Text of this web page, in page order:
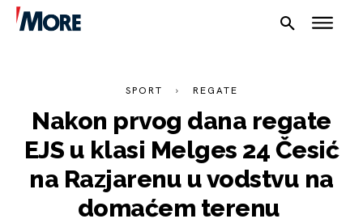
NAUTIKA
SPORT
SPORT REGATE
Nakon prvog dana regate
EJS u klasi Melges 24 Česić
na Razjarenu u vodstvu na
domaćem terenu